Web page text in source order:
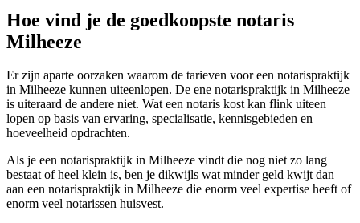
Hoe vind je de goedkoopste notaris
Milheeze
Er zijn aparte oorzaken waarom de tarieven voor een notarispraktijk
in Milheeze kunnen uiteenlopen. De ene notarispraktijk in Milheeze
is uiteraard de andere niet. Wat een notaris kost kan flink uiteen
lopen op basis van ervaring, specialisatie, kennisgebieden en
hoeveelheid opdrachten.
Als je een notarispraktijk in Milheeze vindt die nog niet zo lang
bestaat of heel klein is, ben je dikwijls wat minder geld kwijt dan
aan een notarispraktijk in Milheeze die enorm veel expertise heeft of
enorm veel notarissen huisvest.